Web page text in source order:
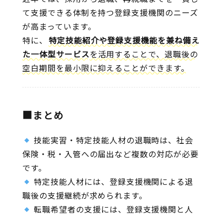
て支援できる体制を持つ登録支援機関のニーズ
が高まっています。
特に、 特定技能紹介や登録支援機能を兼ね備え
た一体型サービスを活用することで、退職後の
空白期間を最小限に抑えることができます。
■まとめ
技能実習・特定技能人材の退職時は、社会
保険・税・入管への届出など複数の対応が必要
です。
特定技能人材には、登録支援機関による退
職後の支援継続が求められます。
転職希望者の支援には、登録支援機関と人